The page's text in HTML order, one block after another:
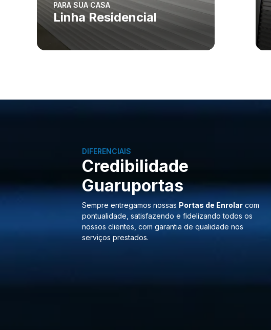
PARA SUA CASA
Linha Residencial
DIFERENCIAIS
Credibilidade
Guaruportas
Sempre entregamos nossas Portas de Enrolar com
pontualidade, satisfazendo e fidelizando todos os
nossos clientes, com garantia de qualidade nos
serviços prestados.